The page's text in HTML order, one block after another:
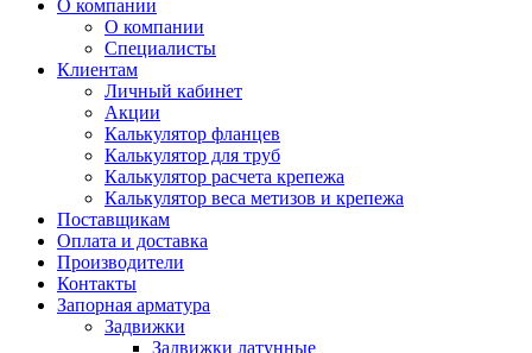
О компании
О компании
Специалисты
Клиентам
Личный кабинет
Акции
Калькулятор фланцев
Калькулятор для труб
Калькулятор расчета крепежа
Калькулятор веса метизов и крепежа
Поставщикам
Оплата и доставка
Производители
Контакты
Запорная арматура
Задвижки
Задвижки латунные